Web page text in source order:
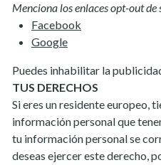
Menciona los enlaces opt-out
Facebook
Google
Puedes inhabilitar la
TUS DERECHOS
Si eres un residente europeo,
información personal que
tu información personal se
deseas ejercer este derecho,